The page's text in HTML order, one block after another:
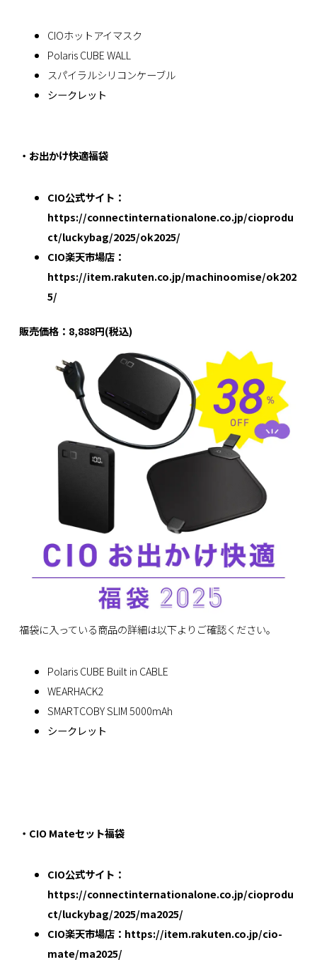
CIOホットアイマスク
Polaris CUBE WALL
スパイラルシリコンケーブル
シークレット
・お出かけ快適福袋
CIO公式サイト：
https://connectinternationalone.co.jp/cioprodu
ct/luckybag/2025/ok2025/
CIO楽天市場店：
https://item.rakuten.co.jp/machinoomise/ok202
5/
販売価格：8,888円(税込)
福袋に入っている商品の詳細は以下よりご確認ください。
Polaris CUBE Built in CABLE
WEARHACK2
SMARTCOBY SLIM 5000mAh
シークレット
・CIO Mateセット福袋
CIO公式サイト：
https://connectinternationalone.co.jp/cioprodu
ct/luckybag/2025/ma2025/
CIO楽天市場店： https://item.rakuten.co.jp/cio-
mate/ma2025/